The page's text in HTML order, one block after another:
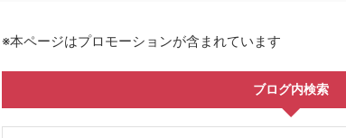
※本ページはプロモーションが含まれています
ブログ内検索